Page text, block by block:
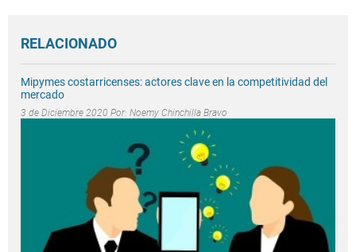
RELACIONADO
Mipymes costarricenses: actores clave en la competitividad del
mercado
3 de Diciembre 2020 Por: Noemy Chinchilla Bravo